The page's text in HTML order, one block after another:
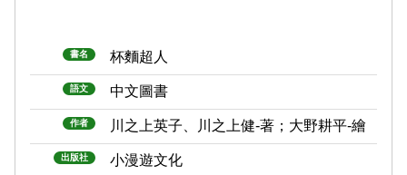
書名 杯麵超人
語文 中文圖書
作者 川之上英子、川之上健-著；大野耕平-繪
出版社 小漫遊文化